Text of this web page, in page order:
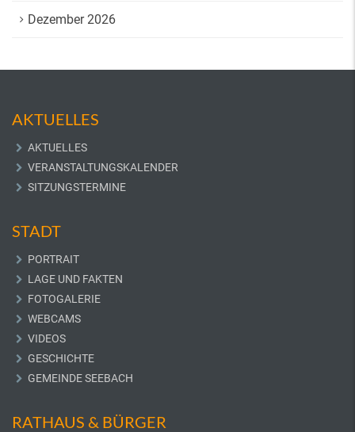
Dezember 2026
AKTUELLES
AKTUELLES
VERANSTALTUNGSKALENDER
SITZUNGSTERMINE
STADT
PORTRAIT
LAGE UND FAKTEN
FOTOGALERIE
WEBCAMS
VIDEOS
GESCHICHTE
GEMEINDE SEEBACH
RATHAUS & BÜRGER